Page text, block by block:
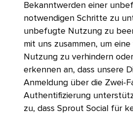
Bekanntwerden einer
notwendigen Schritte zu
unbefugte Nutzung zu
mit uns zusammen, um
Nutzung zu verhindern
erkennen an, dass unsere
Anmeldung über die Zwei-
Authentifizierung
zu, dass Sprout Social für